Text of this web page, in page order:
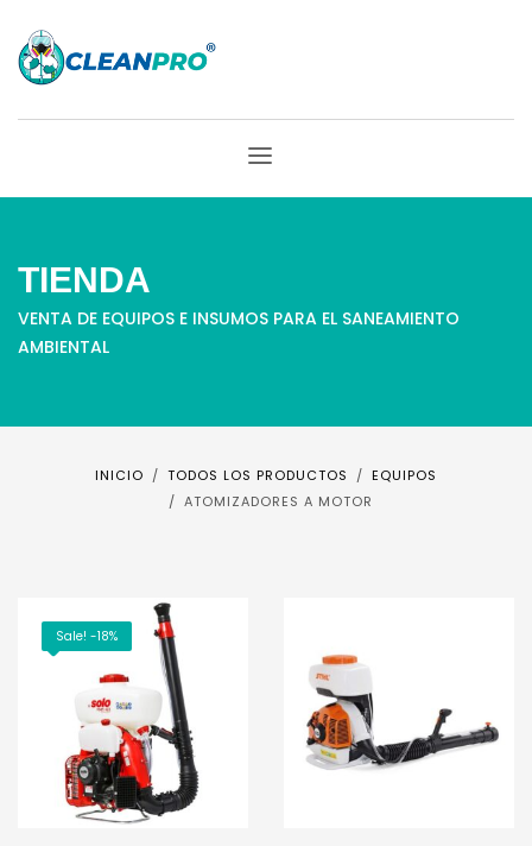
TIENDA
VENTA DE EQUIPOS E INSUMOS PARA EL SANEAMIENTO
AMBIENTAL
INICIO TODOS LOS PRODUCTOS
EQUIPOS
ATOMIZADORES A MOTOR
Sale! -18%